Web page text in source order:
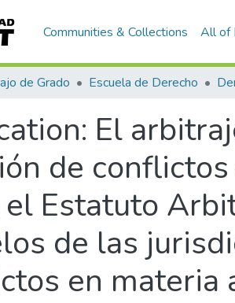
Communities & Collections All of
de Grado Escuela de Derecho
El
de
Estatuto
de las
en materia